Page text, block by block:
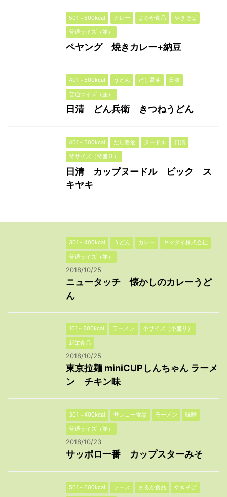
501～600kcal カレー まるか食品
やきそば
普通サイズ（並）
ペヤング 焼きカレー+納豆
401～500kcal うどん だし醤油
日清
普通サイズ（並）
日清 どん兵衛 きつねうどん
401～500kcal だし醤油 ヌードル
日清
特サイズ（特盛り）
日清 カップヌードル ビック ス
キヤキ
301～400kcal うどん カレー
ヤマダイ株式会社
普通サイズ（並）
2018/10/25
ニュータッチ 懐かしのカレーうど
ん
101～200kcal ラーメン
小サイズ（小盛り）
新栄食品
2018/10/25
東京拉麺 miniCUPしんちゃん ラーメ
ン チキン味
301～400kcal サンヨー食品 ラーメン
味噌
普通サイズ（並）
2018/10/23
サッポロ一番 カップスターみそ
501～600kcal ソース まるか食品 やきそば